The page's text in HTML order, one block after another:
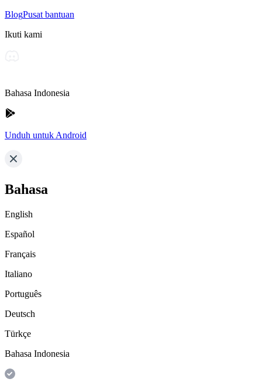
BlogPusat bantuan
Ikuti kami
Bahasa Indonesia
Unduh untuk Android
Bahasa
English
Español
Français
Italiano
Português
Deutsch
Türkçe
Bahasa Indonesia